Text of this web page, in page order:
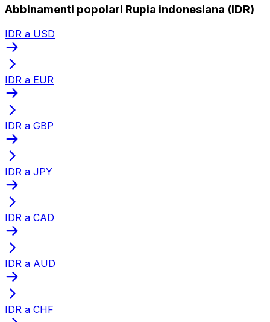
Abbinamenti popolari Rupia indonesiana (IDR)
IDR a USD
IDR a EUR
IDR a GBP
IDR a JPY
IDR a CAD
IDR a AUD
IDR a CHF